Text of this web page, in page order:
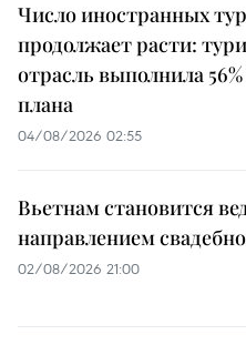
Число иностранных
продолжает расти:
отрасль выполнила 56%
плана
04/08/2026 02:55
Вьетнам становится
направлением
02/08/2026 21:00